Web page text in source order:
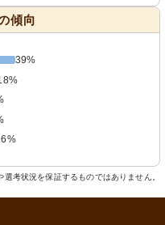
傾向
39%
考状況を保証するものではありません。